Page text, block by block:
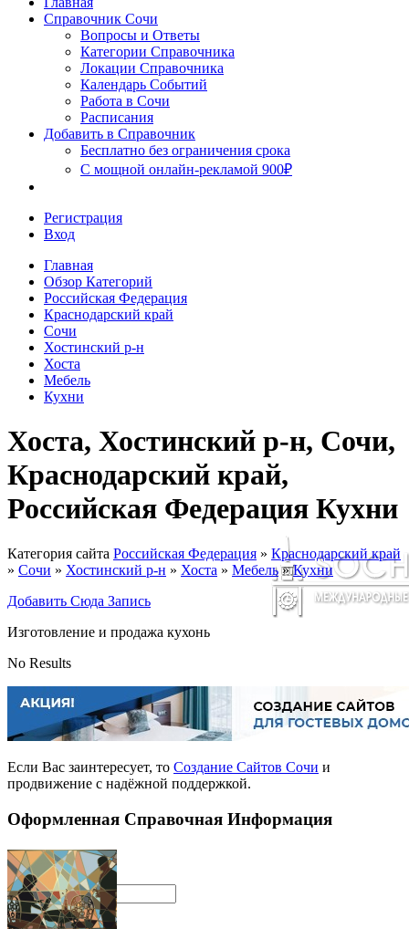
Сочи
Поиск
Справочник Сочи
Вопросы и Ответы
Категории Справочника
Локации Справочника
Календарь Событий
Работа в Сочи
Расписания
Добавить в Справочник
Бесплатно без ограничения срока
С мощной онлайн-рекламой 900₽
Регистрация
Вход
Главная
Обзор Категорий
Российская Федерация
Краснодарский край
Сочи
Хостинский р-н
Хоста
Мебель
Кухни
Хоста, Хостинский р-н, Сочи,
Краснодарский край,
Российская Федерация Кухни
Категория сайта Российская Федерация » Краснодарский край
» Сочи » Хостинский р-н » Хоста » Мебель»Кухни
Добавить Сюда Запись
Изготовление и продажа кухонь
No Results
Если Вас заинтересует, то Создание Сайтов Сочи и
продвижение с надёжной поддержкой.
Оформленная Справочная Информация